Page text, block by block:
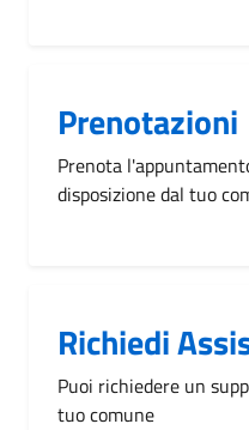
Prenotazioni
Prenota
disposizione dal tuo
Richiedi
Puoi richiedere un
tuo comune